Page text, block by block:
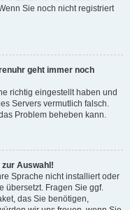
Sie noch nicht registriert
geht immer noch
richtig eingestellt haben und
Servers vermutlich falsch.
Problem beheben kann.
Auswahl!
Sprache nicht installiert oder
übersetzt. Fragen Sie ggf.
das Sie benötigen,